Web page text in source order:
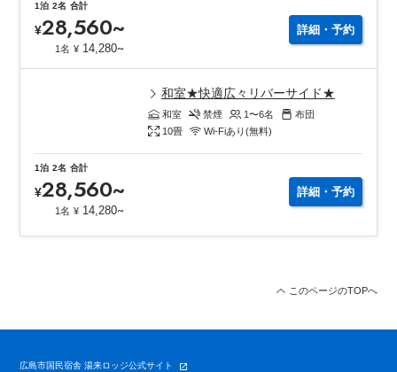
1泊 2名 合計
¥28,560~
1名 ¥ 14,280~
詳細・予約
和室★快適広々リバーサイド★
和室 禁煙 1〜6名
布団
10畳 Wi-Fiあり(無料)
1泊 2名 合計
¥28,560~
1名 ¥ 14,280~
詳細・予約
このページのTOPへ
広島市国民宿舎 湯来ロッジ公式サイト